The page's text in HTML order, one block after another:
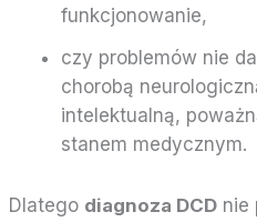
funkcjonowanie,
czy problemów nie
chorobą
intelektualną,
stanem medycznym.
Dlatego diagnoza DCD nie